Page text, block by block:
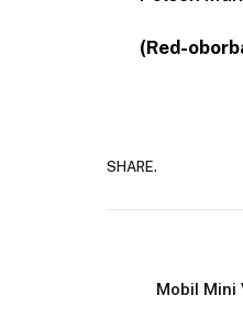
(Red-
SHARE.
Mobil Mini